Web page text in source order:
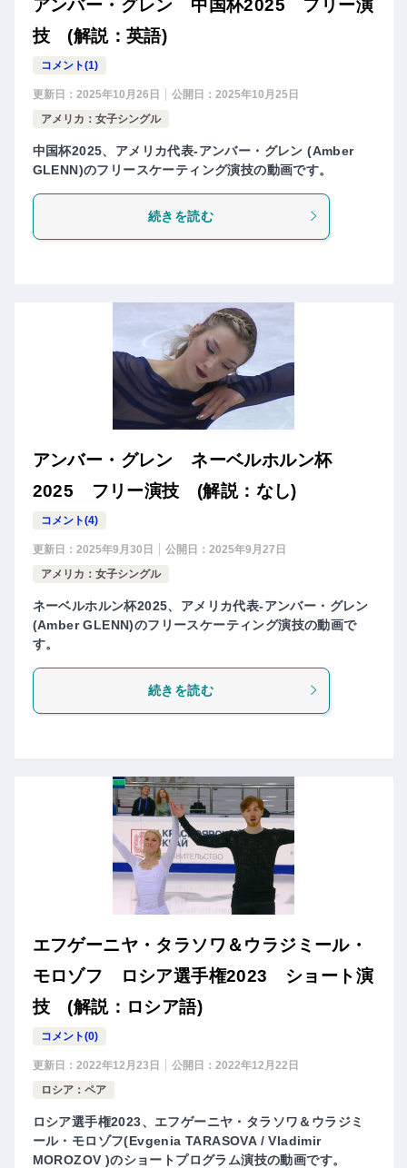
アンバー・グレン 中国杯2025 フリー演
技 (解説：英語)
コメント(1)
更新日： 2025年10月26日 公開日： 2025年10月25日
アメリカ：女子シングル
中国杯2025、アメリカ代表-アンバー・グレン (Amber
GLENN)のフリースケーティング演技の動画です。
続きを読む
アンバー・グレン ネーベルホルン杯
2025 フリー演技 (解説：なし)
コメント(4)
更新日： 2025年9月30日 公開日： 2025年9月27日
アメリカ：女子シングル
ネーベルホルン杯2025、アメリカ代表-アンバー・グレン
(Amber GLENN)のフリースケーティング演技の動画で
す。
続きを読む
エフゲーニヤ・タラソワ＆ウラジミール・
モロゾフ ロシア選手権2023 ショート演
技 (解説：ロシア語)
コメント(0)
更新日： 2022年12月23日 公開日： 2022年12月22日
ロシア：ペア
ロシア選手権2023、エフゲーニヤ・タラソワ＆ウラジミ
ール・モロゾフ(Evgenia TARASOVA / Vladimir
MOROZOV )のショートプログラム演技の動画です。